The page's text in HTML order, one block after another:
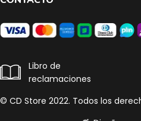
Libro de
reclamaciones
© CD Store 2022. Todos los